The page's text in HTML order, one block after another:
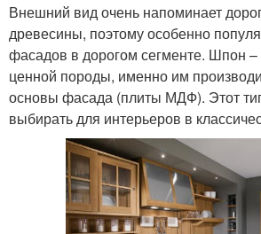
Внешний вид очень напоминает
древесины, поэтому особенно
фасадов в дорогом сегменте. Шпон –
ценной породы, именно им
основы фасада (плиты МДФ). Этот
выбирать для интерьеров в